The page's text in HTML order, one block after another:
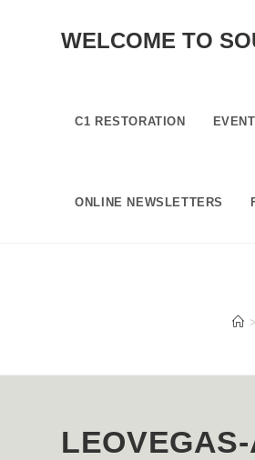
WELCOME TO
C1 RESTORATION
ONLINE NEWSLETTERS
>